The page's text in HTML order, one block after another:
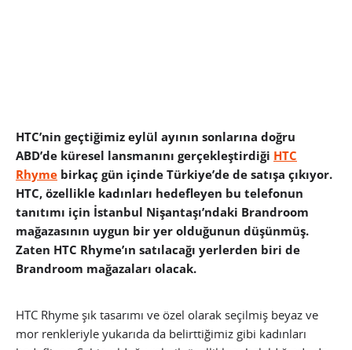
HTC’nin geçtiğimiz eylül ayının sonlarına doğru
ABD’de küresel lansmanını gerçekleştirdiği HTC
Rhyme birkaç gün içinde Türkiye’de de satışa çıkıyor.
HTC, özellikle kadınları hedefleyen bu telefonun
tanıtımı için İstanbul Nişantaşı’ndaki Brandroom
mağazasının uygun bir yer olduğunun düşünmüş.
Zaten HTC Rhyme’ın satılacağı yerlerden biri de
Brandroom mağazaları olacak.
HTC Rhyme şık tasarımı ve özel olarak seçilmiş beyaz ve
mor renkleriyle yukarıda da belirttiğimiz gibi kadınları